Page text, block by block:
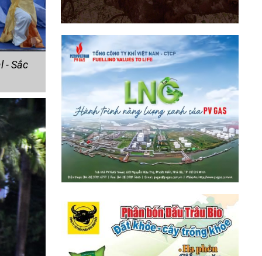
- Sắc